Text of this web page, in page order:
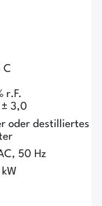
C
r.F.
± 3,0
oder destilliertes
50 Hz